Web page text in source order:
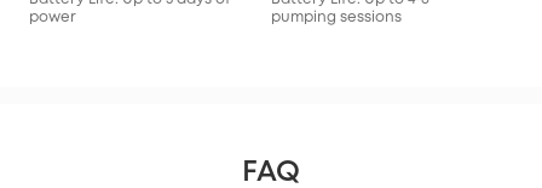
power
pumping sessions
FAQ